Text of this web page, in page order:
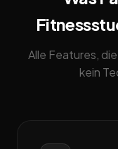
Alle Features,
kein